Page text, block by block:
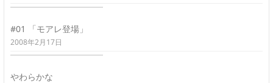
#01 「モアレ登場」
2008年2月17日
やわらかな